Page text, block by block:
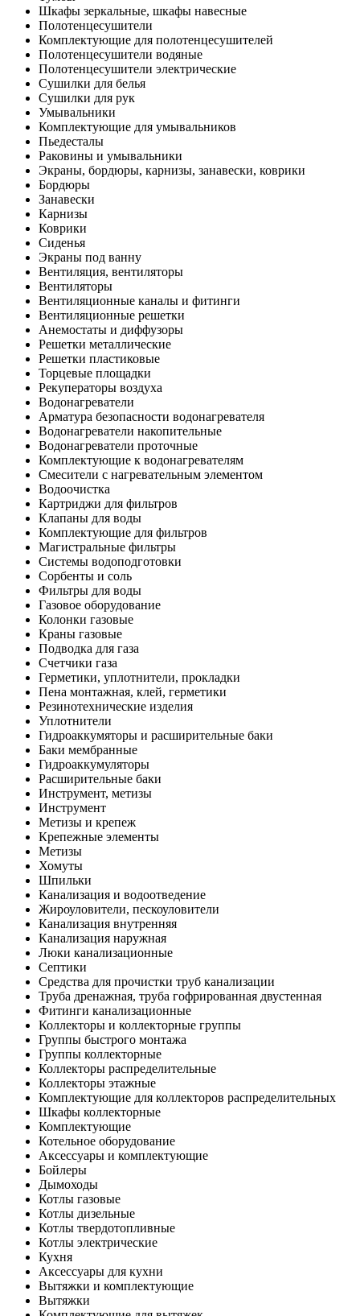
Шкафы зеркальные, шкафы навесные
Полотенцесушители
Комплектующие для полотенцесушителей
Полотенцесушители водяные
Полотенцесушители электрические
Сушилки для белья
Сушилки для рук
Умывальники
Комплектующие для умывальников
Пьедесталы
Раковины и умывальники
Экраны, бордюры, карнизы, занавески, коврики
Бордюры
Занавески
Карнизы
Коврики
Сиденья
Экраны под ванну
Вентиляция, вентиляторы
Вентиляторы
Вентиляционные каналы и фитинги
Вентиляционные решетки
Анемостаты и диффузоры
Решетки металлические
Решетки пластиковые
Торцевые площадки
Рекуператоры воздуха
Водонагреватели
Арматура безопасности водонагревателя
Водонагреватели накопительные
Водонагреватели проточные
Комплектующие к водонагревателям
Смесители с нагревательным элементом
Водоочистка
Картриджи для фильтров
Клапаны для воды
Комплектующие для фильтров
Магистральные фильтры
Системы водоподготовки
Сорбенты и соль
Фильтры для воды
Газовое оборудование
Колонки газовые
Краны газовые
Подводка для газа
Счетчики газа
Герметики, уплотнители, прокладки
Пена монтажная, клей, герметики
Резинотехнические изделия
Уплотнители
Гидроаккумяторы и расширительные баки
Баки мембранные
Гидроаккумуляторы
Расширительные баки
Инструмент, метизы
Инструмент
Метизы и крепеж
Крепежные элементы
Метизы
Хомуты
Шпильки
Канализация и водоотведение
Жироуловители, пескоуловители
Канализация внутренняя
Канализация наружная
Люки канализационные
Септики
Средства для прочистки труб канализации
Труба дренажная, труба гофрированная двустенная
Фитинги канализационные
Коллекторы и коллекторные группы
Группы быстрого монтажа
Группы коллекторные
Коллекторы распределительные
Коллекторы этажные
Комплектующие для коллекторов распределительных
Шкафы коллекторные
Комплектующие
Котельное оборудование
Аксессуары и комплектующие
Бойлеры
Дымоходы
Котлы газовые
Котлы дизельные
Котлы твердотопливные
Котлы электрические
Кухня
Аксессуары для кухни
Вытяжки и комплектующие
Вытяжки